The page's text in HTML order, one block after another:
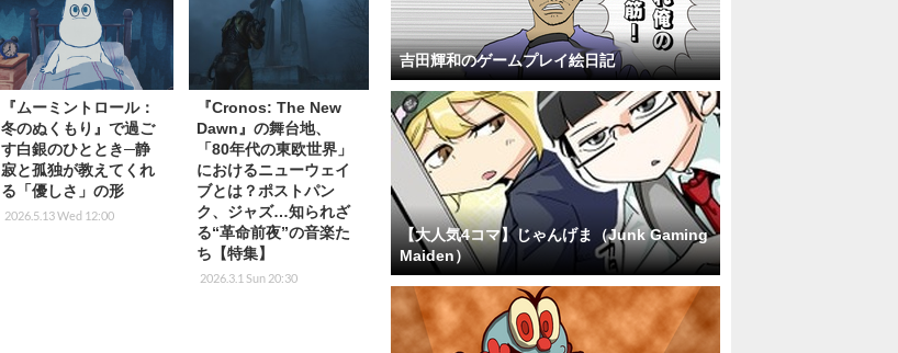
『ムーミントロール：
冬のぬくもり』で過ご
す白銀のひととき─静
寂と孤独が教えてくれ
る「優しさ」の形
2026.5.13 Wed 12:00
『Cronos: The New
Dawn』の舞台地、
「80年代の東欧世界」
におけるニューウェイ
ブとは？ポストパン
ク、ジャズ…知られざ
る“革命前夜”の音楽た
ち【特集】
2026.3.1 Sun 20:30
吉田輝和のゲームプレイ絵日記
【大人気4コマ】じゃんげま（Junk Gaming
Maiden）